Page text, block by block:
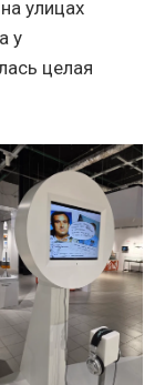
улицах
у
целая